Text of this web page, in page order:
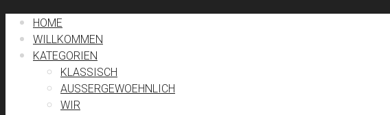
HOME
WILLKOMMEN
KATEGORIEN
KLASSISCH
AUSSERGEWOEHNLICH
WIR